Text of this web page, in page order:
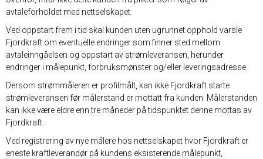
avtaleforholdet med nettselskapet.
Ved oppstart frem i tid skal kunden uten ugrunnet opphold varsle
Fjordkraft om eventuelle endringer som finner sted mellom
avtaleinngåelsen og oppstart av strømleveransen, herunder
endringer i målepunkt, forbruksmønster og/eller leveringsadresse.
Dersom strømmåleren er profilmålt, kan ikke Fjordkraft starte
strømleveransen før målerstand er mottatt fra kunden. Målerstanden
kan ikke være eldre enn tre måneder på tidspunktet denne mottas av
Fjordkraft.
Ved registrering av nye målere hos nettselskapet hvor Fjordkraft er
eneste kraftleverandør på kundens eksisterende målepunkt,